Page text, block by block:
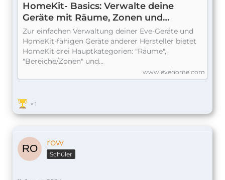
HomeKit- Basics: Verwalte deine
Geräte mit Räume, Zonen und
Zuhause | evehome.com
Zur einfachen Verwaltung deiner Eve-Geräte und
HomeKit-fähigen Geräte anderer Hersteller bietet
HomeKit drei Hauptkategorien: "Räume",
"Bereiche/Zonen" und…
www.evehome.com
1
row
Schüler